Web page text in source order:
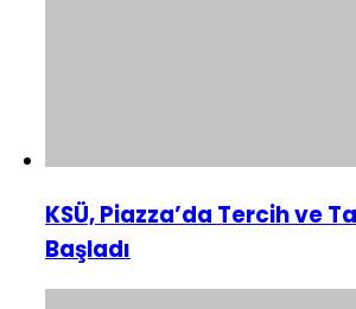
KSÜ, Piazza’da Tercih ve
Başladı